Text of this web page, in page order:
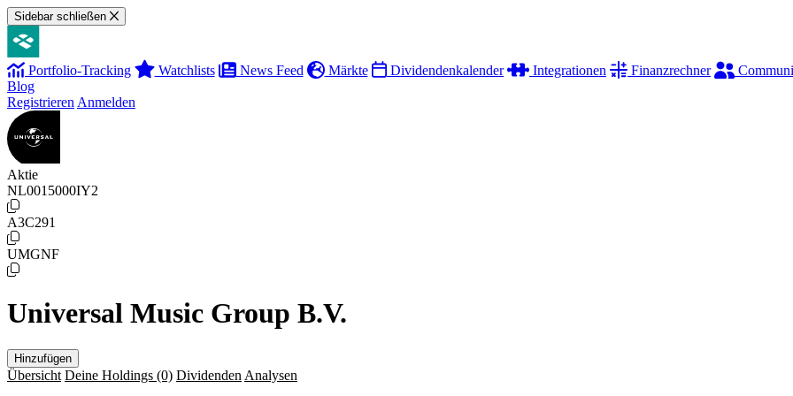
Sidebar schließen
Portfolio-Tracking Watchlists News Feed Märkte Dividendenkalender Integrationen Finanzrechner
Blog
Registrieren Anmelden
Aktie
NL0015000IY2
A3C291
UMGNF
Universal Music Group B.V.
Hinzufügen
Übersicht Deine Holdings (0) Dividenden Analysen